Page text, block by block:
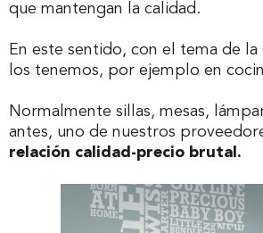
que mantengan la calidad.
En este sentido, con el tema de
los tenemos, por ejemplo en
Normalmente sillas, mesas,
antes, uno de nuestros
relación calidad-precio brutal.